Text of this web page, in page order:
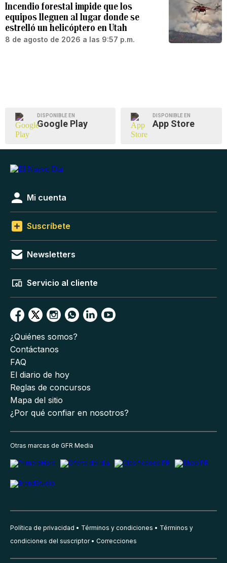
Incendio forestal impide que los
equipos lleguen al lugar donde se
estrelló un helicóptero en Utah
8 de agosto de 2026 a las 9:57 p.m.
DISPONIBLE EN
Google Play
DISPONIBLE EN
App Store
Mi cuenta
Suscríbete
Newsletters
Servicio al cliente
¿Quiénes somos?
Contáctanos
FAQ
El diario de hoy
Reglas de concursos
Mapa del sitio
¿Por qué confiar en nosotros?
Otras marcas de GFR Media
Política de privacidad Términos y condiciones
Términos y
condiciones del suscriptor
Correcciones